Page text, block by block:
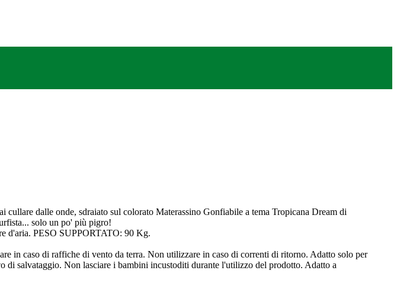
dalle onde, sdraiato sul colorato Materassino Gonfiabile a tema Tropicana Dream di
solo un po' più pigro!
d'aria. PESO SUPPORTATO: 90 Kg.
in caso di raffiche di vento da terra. Non utilizzare in caso di correnti di ritorno. Adatto solo per
di salvataggio. Non lasciare i bambini incustoditi durante l'utilizzo del prodotto. Adatto a